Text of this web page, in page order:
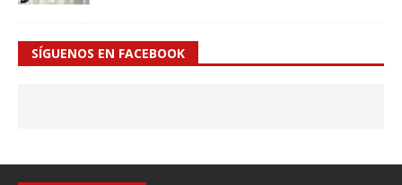
SÍGUENOS EN FACEBOOK